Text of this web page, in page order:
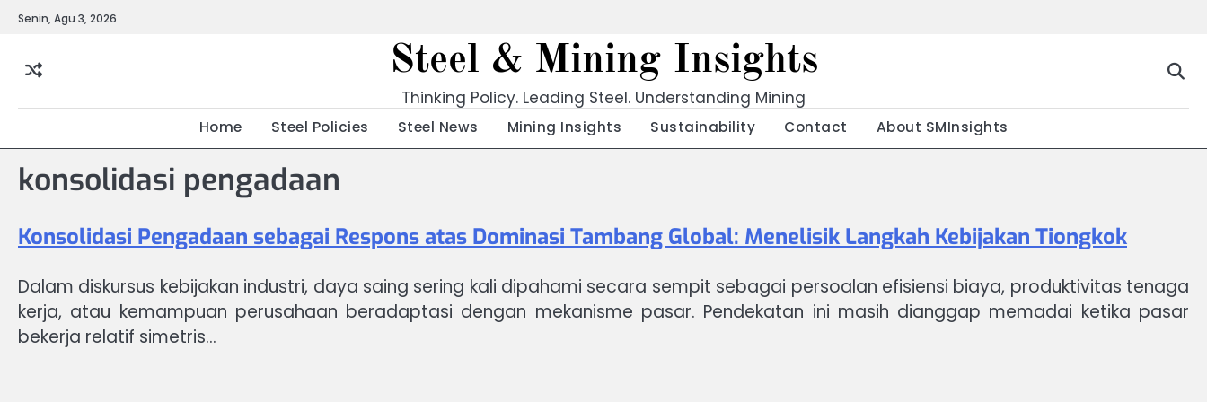
SkipSenin, Agu 3, 2026
Steel & Mining Insights
Thinking Policy. Leading Steel. Understanding Mining
Home Steel Policies Steel News Mining Insights Sustainability Contact About SMInsights
konsolidasi pengadaan
Konsolidasi Pengadaan sebagai Respons atas Dominasi Tambang Global: Menelisik Langkah Kebijakan Tiongkok
Dalam diskursus kebijakan industri, daya saing sering kali dipahami secara sempit sebagai persoalan efisiensi biaya, produktivitas tenaga
kerja, atau kemampuan perusahaan beradaptasi dengan mekanisme pasar. Pendekatan ini masih dianggap memadai ketika pasar
bekerja relatif simetris…